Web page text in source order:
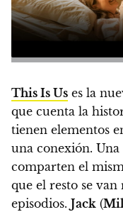
This Is Us es la
que cuenta la
tienen elementos
una conexión. Una
comparten el
que el resto se
episodios. Jack (